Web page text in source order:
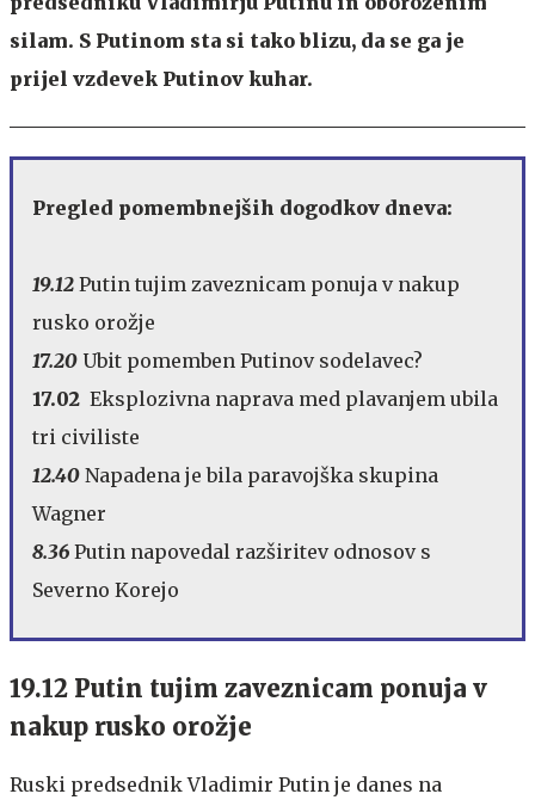
silam. S Putinom sta si tako blizu, da se ga je
prijel vzdevek Putinov kuhar.
Pregled pomembnejših dogodkov dneva:
19.12 Putin tujim zaveznicam ponuja v nakup
rusko orožje
17.20 Ubit pomemben Putinov sodelavec?
17.02 Eksplozivna naprava med plavanjem ubila
tri civiliste
12.40 Napadena je bila paravojška skupina
Wagner
8.36 Putin napovedal razširitev odnosov s
Severno Korejo
19.12 Putin tujim zaveznicam ponuja v
nakup rusko orožje
Ruski predsednik Vladimir Putin je danes na